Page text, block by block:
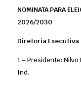
NOMINATA PARA
Diretoria
1 – Presidente: Nilvo